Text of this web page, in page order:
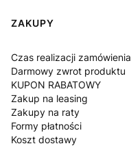
Linki w stopce
ZAKUPY
Czas realizacji zamówienia
Darmowy zwrot produktu
KUPON RABATOWY
Zakup na leasing
Zakupy na raty
Formy płatności
Koszt dostawy